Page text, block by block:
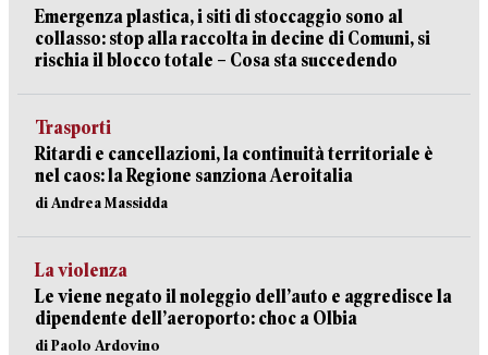
Emergenza plastica, i siti di stoccaggio sono al
collasso: stop alla raccolta in decine di Comuni, si
rischia il blocco totale – Cosa sta succedendo
Trasporti
Ritardi e cancellazioni, la continuità territoriale è
nel caos: la Regione sanziona Aeroitalia
di Andrea Massidda
La violenza
Le viene negato il noleggio dell’auto e aggredisce la
dipendente dell’aeroporto: choc a Olbia
di Paolo Ardovino